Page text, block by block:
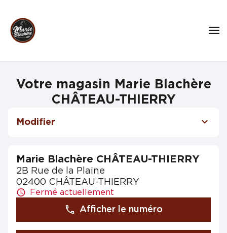
Votre magasin Marie Blachère
CHÂTEAU-THIERRY
Modifier
Marie Blachère CHÂTEAU-THIERRY
2B Rue de la Plaine
02400 CHÂTEAU-THIERRY
Fermé actuellement
Afficher le numéro